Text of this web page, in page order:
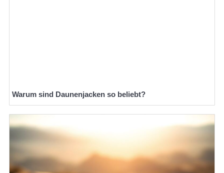
Warum sind Daunenjacken so beliebt?